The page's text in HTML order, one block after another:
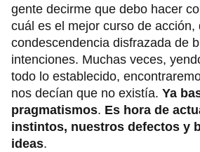
gente decirme que debo hacer
cuál es el mejor curso de acción,
condescendencia disfrazada de
intenciones. Muchas veces,
todo lo establecido,
nos decían que no existía. Ya
pragmatismos. Es hora de
instintos, nuestros defectos y
ideas.